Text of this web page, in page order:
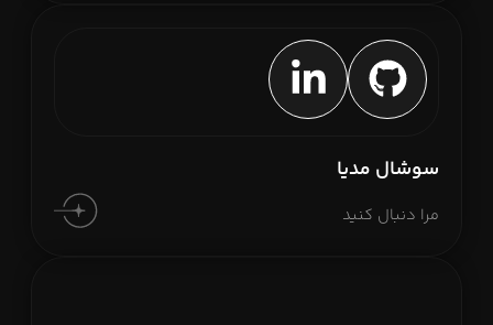
سوشال مدیا
مرا دنبال کنید